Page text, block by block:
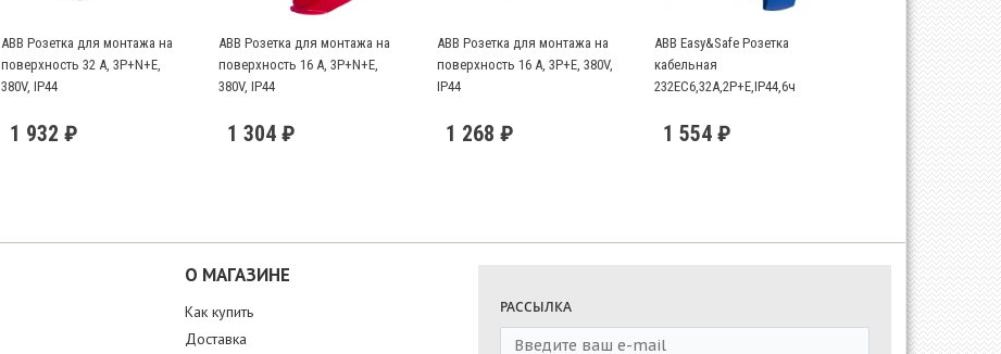
ABB Розетка для монтажа на
поверхность 32 А, 3P+N+E,
380V, IP44
1 932 ₽
ABB Розетка для монтажа на
поверхность 16 А, 3P+N+E,
380V, IP44
1 304 ₽
ABB Розетка для монтажа на
поверхность 16 А, 3P+E, 380V,
IP44
1 268 ₽
ABB Easy&Safe Розетка
кабельная
232EC6,32А,2P+E,IP44,6ч
1 554 ₽
О МАГАЗИНЕ
Как купить
Доставка
РАССЫЛКА